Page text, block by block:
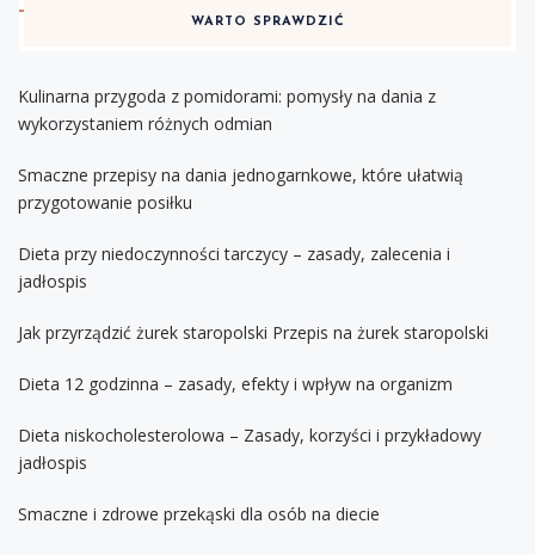
WARTO SPRAWDZIĆ
Kulinarna przygoda z pomidorami: pomysły na dania z
wykorzystaniem różnych odmian
Smaczne przepisy na dania jednogarnkowe, które ułatwią
przygotowanie posiłku
Dieta przy niedoczynności tarczycy – zasady, zalecenia i
jadłospis
Jak przyrządzić żurek staropolski Przepis na żurek staropolski
Dieta 12 godzinna – zasady, efekty i wpływ na organizm
Dieta niskocholesterolowa – Zasady, korzyści i przykładowy
jadłospis
Smaczne i zdrowe przekąski dla osób na diecie